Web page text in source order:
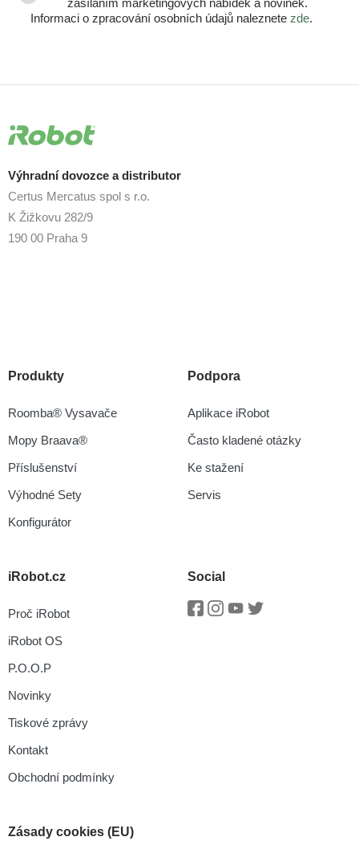
Informaci o zpracování osobních údajů naleznete zde.
Výhradní dovozce a distributor
Certus Mercatus spol s r.o.
K Žižkovu 282/9
190 00 Praha 9
Produkty
Roomba® Vysavače
Mopy Braava®
Příslušenství
Výhodné Sety
Konfigurátor
Podpora
Aplikace iRobot
Často kladené otázky
Ke stažení
Servis
iRobot.cz
Proč iRobot
iRobot OS
P.O.O.P
Novinky
Tiskové zprávy
Kontakt
Obchodní podmínky
Social
Facebook
Instagram
Youtube
Zásady cookies (EU)